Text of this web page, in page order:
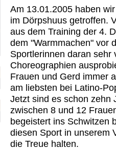
Am 13.01.2005 haben
im Dörpshuus getroffen.
aus dem Training der 4.
dem "Warmmachen" vor
Sportlerinnen daran sehr
Choreographien
Frauen und Gerd immer
am liebsten bei Latino-
Jetzt sind es schon zehn
zwischen 8 und 12
begeistert ins Schwitzen
diesen Sport in unserem
die Treue halten.